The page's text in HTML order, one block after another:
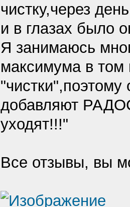
чистку,через
и в глазах было
Я занимаюсь
максимума в том
"чистки",поэтому
добавляют
уходят!!!"
Все отзывы, вы